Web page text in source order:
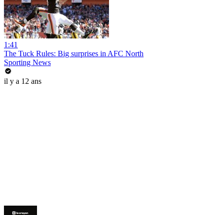
1:41
The Tuck Rules: Big surprises in AFC North
Sporting News
il y a 12 ans